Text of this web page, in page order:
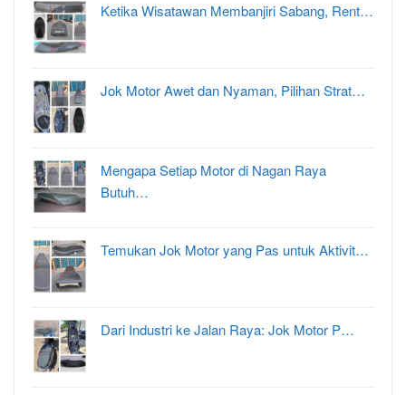
Ketika Wisatawan Membanjiri Sabang, Rent…
Jok Motor Awet dan Nyaman, Pilihan Strat…
Mengapa Setiap Motor di Nagan Raya
Butuh…
Temukan Jok Motor yang Pas untuk Aktivit…
Dari Industri ke Jalan Raya: Jok Motor P…